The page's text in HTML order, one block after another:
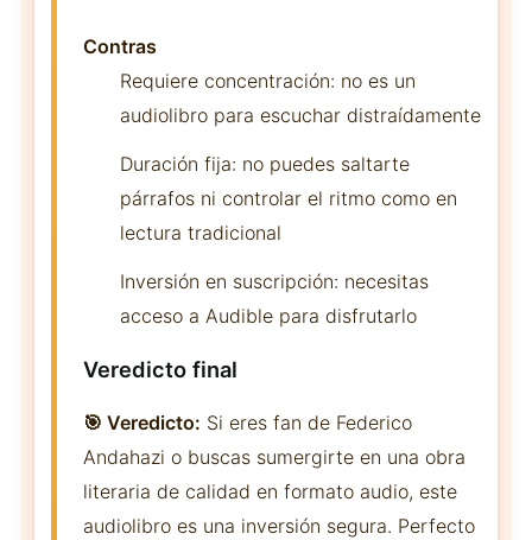
Contras
Requiere concentración: no es un
audiolibro para escuchar distraídamente
Duración fija: no puedes saltarte
párrafos ni controlar el ritmo como en
lectura tradicional
Inversión en suscripción: necesitas
acceso a Audible para disfrutarlo
Veredicto final
🎯 Veredicto: Si eres fan de Federico
Andahazi o buscas sumergirte en una obra
literaria de calidad en formato audio, este
audiolibro es una inversión segura. Perfecto